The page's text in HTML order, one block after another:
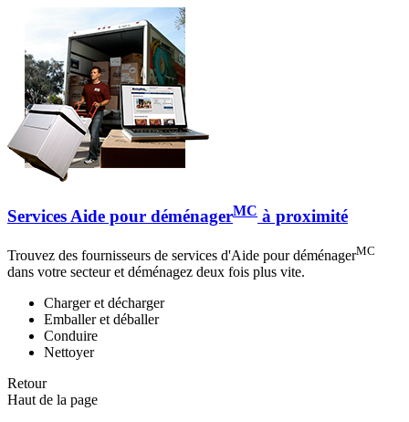
Services Aide pour déménagerMC à proximité
Trouvez des fournisseurs de services d'Aide pour déménagerMC
dans votre secteur et déménagez deux fois plus vite.
Charger et décharger
Emballer et déballer
Conduire
Nettoyer
Retour
Haut de la page